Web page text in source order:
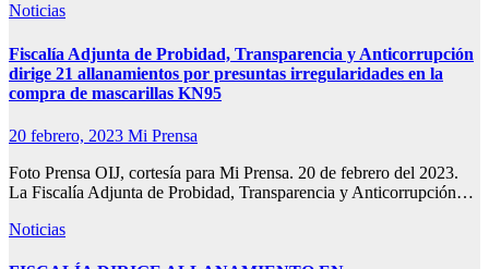
Noticias
Fiscalía Adjunta de Probidad, Transparencia y Anticorrupción
dirige 21 allanamientos por presuntas irregularidades en la
compra de mascarillas KN95
20 febrero, 2023 Mi Prensa
Foto Prensa OIJ, cortesía para Mi Prensa. 20 de febrero del 2023.
La Fiscalía Adjunta de Probidad, Transparencia y Anticorrupción…
Noticias